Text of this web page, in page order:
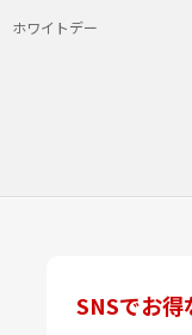
ホワイトデー
SNSでお得